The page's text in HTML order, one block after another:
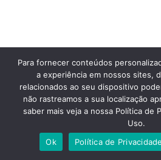
Para fornecer conteúdos
a experiência em nossos sites,
relacionados ao seu dispositivo
não rastreamos a sua localização
saber mais veja a nossa Política de
Uso.
Ok
Política de